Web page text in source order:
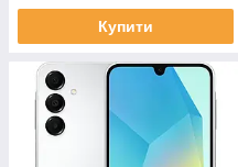
Купити